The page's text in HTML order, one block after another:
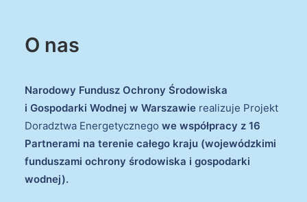
O nas
Narodowy Fundusz Ochrony Środowiska
i Gospodarki Wodnej w Warszawie realizuje Projekt
Doradztwa Energetycznego we współpracy z 16
Partnerami na terenie całego kraju (wojewódzkimi
funduszami ochrony środowiska i gospodarki
wodnej).